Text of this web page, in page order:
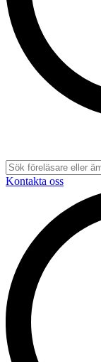
Kontakta oss